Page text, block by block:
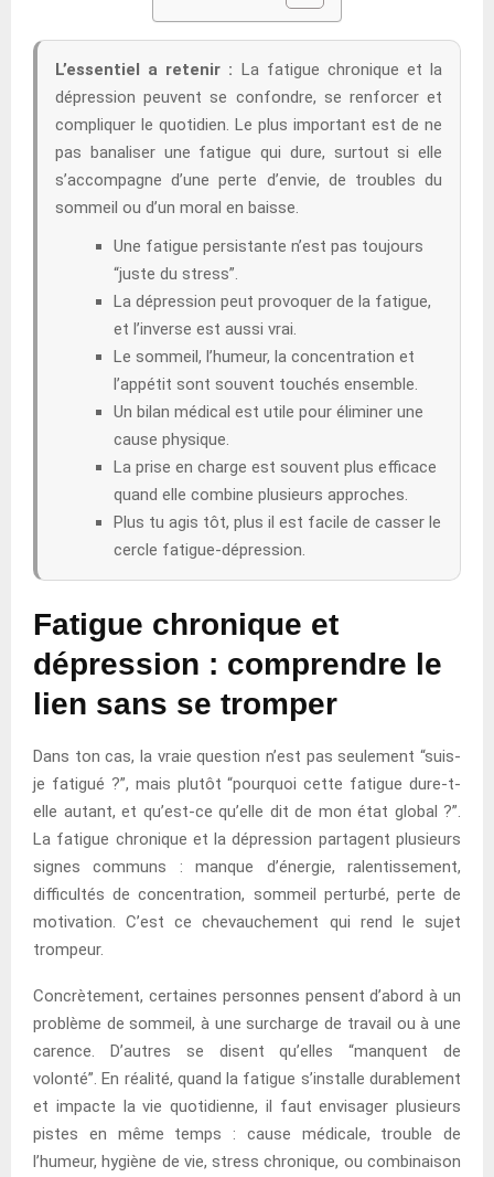
L’essentiel a retenir : La fatigue chronique et la
dépression peuvent se confondre, se renforcer et
compliquer le quotidien. Le plus important est de ne
pas banaliser une fatigue qui dure, surtout si elle
s’accompagne d’une perte d’envie, de troubles du
sommeil ou d’un moral en baisse.
Une fatigue persistante n’est pas toujours
“juste du stress”.
La dépression peut provoquer de la fatigue,
et l’inverse est aussi vrai.
Le sommeil, l’humeur, la concentration et
l’appétit sont souvent touchés ensemble.
Un bilan médical est utile pour éliminer une
cause physique.
La prise en charge est souvent plus efficace
quand elle combine plusieurs approches.
Plus tu agis tôt, plus il est facile de casser le
cercle fatigue-dépression.
Fatigue chronique et
dépression : comprendre le
lien sans se tromper
Dans ton cas, la vraie question n’est pas seulement “suis-
je fatigué ?”, mais plutôt “pourquoi cette fatigue dure-t-
elle autant, et qu’est-ce qu’elle dit de mon état global ?”.
La fatigue chronique et la dépression partagent plusieurs
signes communs : manque d’énergie, ralentissement,
difficultés de concentration, sommeil perturbé, perte de
motivation. C’est ce chevauchement qui rend le sujet
trompeur.
Concrètement, certaines personnes pensent d’abord à un
problème de sommeil, à une surcharge de travail ou à une
carence. D’autres se disent qu’elles “manquent de
volonté”. En réalité, quand la fatigue s’installe durablement
et impacte la vie quotidienne, il faut envisager plusieurs
pistes en même temps : cause médicale, trouble de
l’humeur, hygiène de vie, stress chronique, ou combinaison